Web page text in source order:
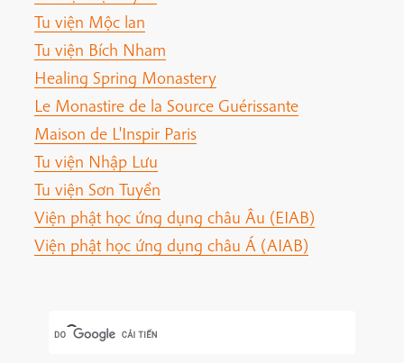
Tu viện Mộc lan
Tu viện Bích Nham
Healing Spring Monastery
Le Monastire de la Source Guérissante
Maison de L'Inspir Paris
Tu viện Nhập Lưu
Tu viện Sơn Tuyền
Viện phật học ứng dụng châu Âu (EIAB)
Viện phật học ứng dụng châu Á (AIAB)